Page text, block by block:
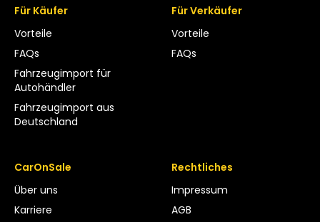
Für Käufer
Vorteile
FAQs
Fahrzeugimport für
Autohändler
Fahrzeugimport aus
Deutschland
Für Verkäufer
Vorteile
FAQs
CarOnSale
Über uns
Karriere
Rechtliches
Impressum
AGB